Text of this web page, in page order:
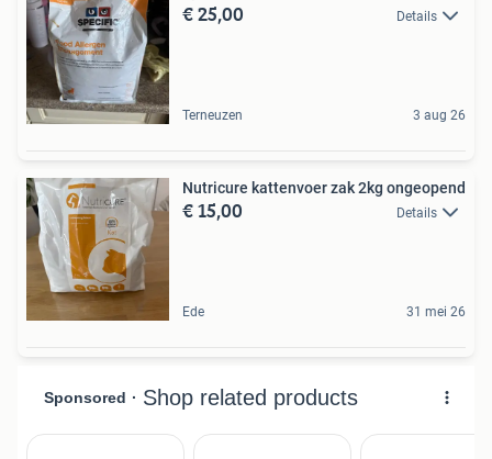
€ 25,00 Details
Terneuzen 3 aug 26
Nutricure kattenvoer zak 2kg ongeopend
€ 15,00 Details
Ede 31 mei 26